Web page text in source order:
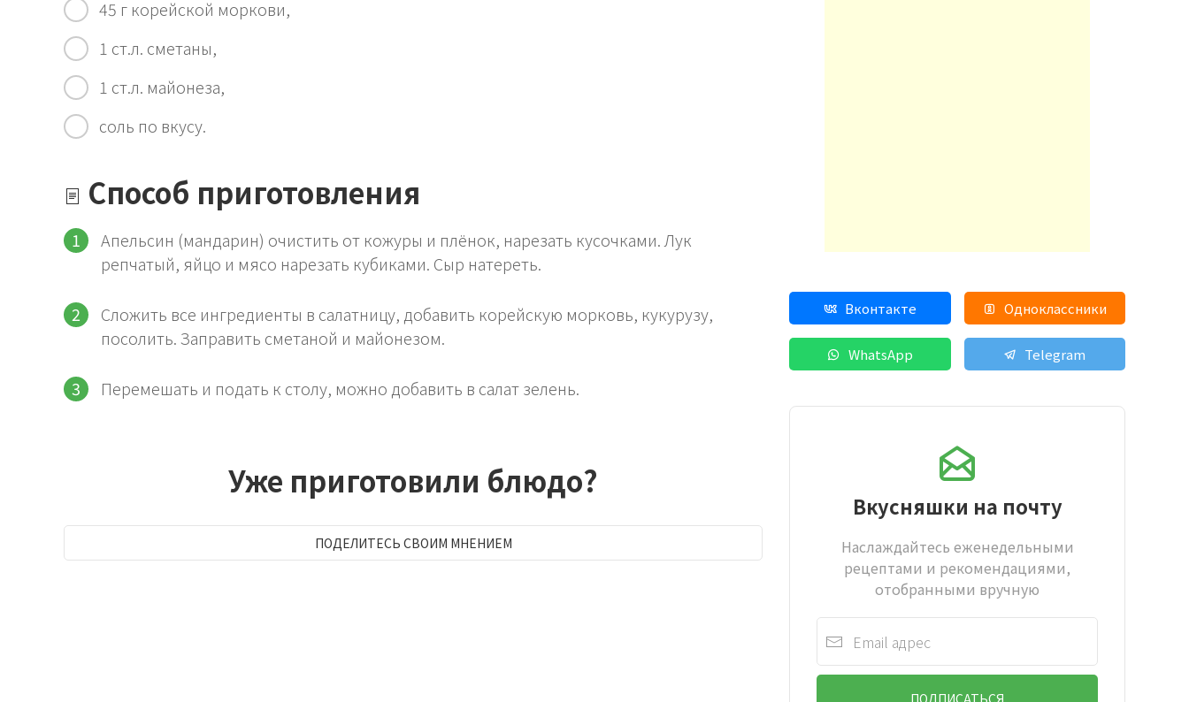
45 г корейской моркови,
1 ст.л. сметаны,
1 ст.л. майонеза,
соль по вкусу.
Способ приготовления
Апельсин (мандарин) очистить от кожуры и плёнок, нарезать кусочками. Лук
репчатый, яйцо и мясо нарезать кубиками. Сыр натереть.
Сложить все ингредиенты в салатницу, добавить корейскую морковь, кукурузу,
посолить. Заправить сметаной и майонезом.
Перемешать и подать к столу, можно добавить в салат зелень.
Уже приготовили блюдо?
ПОДЕЛИТЕСЬ СВОИМ МНЕНИЕМ
Вконтакте Одноклассники
WhatsApp Telegram
Вкусняшки на почту
Наслаждайтесь еженедельными
рецептами и рекомендациями,
отобранными вручную
ПОДПИСАТЬСЯ